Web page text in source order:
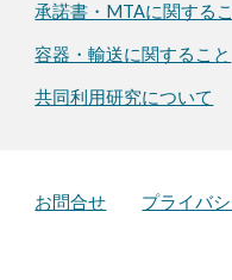
承諾書・MTAに関する
容器・輸送に関すること
共同利用研究について
お問合せ プライバ